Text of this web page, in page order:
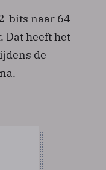
bits naar 64-
Dat heeft het
de